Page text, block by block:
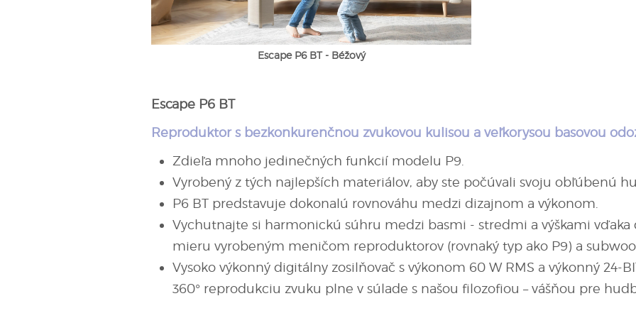
Escape P6 BT - Béžový
Escape P6 BT
Reproduktor s bezkonkurenčnou zvukovou kulisou a veľkorysou basovou
Zdieľa mnoho jedinečných funkcií modelu P9.
Vyrobený z tých najlepších materiálov, aby ste počúvali svoju obľúbenú
P6 BT predstavuje dokonalú rovnováhu medzi dizajnom a výkonom.
Vychutnajte si harmonickú súhru medzi basmi - stredmi a výškami vďaka
mieru vyrobeným meničom reproduktorov (rovnaký typ ako P9) a
Vysoko výkonný digitálny zosilňovač s výkonom 60 W RMS a výkonný 24-
360° reprodukciu zvuku plne v súlade s našou filozofiou – vášňou pre